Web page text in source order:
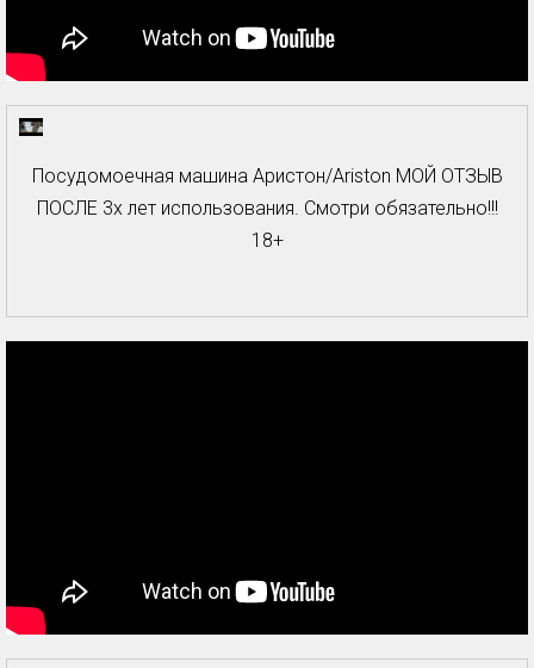
Посудомоечная машина Аристон/Ariston МОЙ ОТЗЫВ
ПОСЛЕ 3х лет использования. Смотри обязательно!!!
18+